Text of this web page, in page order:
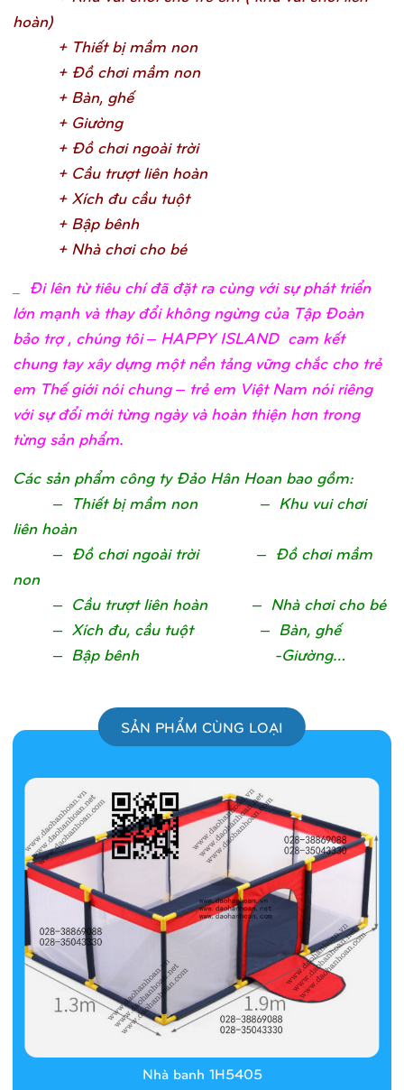
hoàn)
+ Thiết bịmầm non
+ Đồchơi mầm non
+ Bàn, ghế
+ Giường
+ Đồchơi ngoài trời
+ Cầu trượt liên hoàn
+ Xích đu cầu tuột
+ Bập bênh
+ Nhà chơi cho bé
Đi lên từ tiêu chí đã đặt ra cùng với sự phát triển
lớn mạnh và thay đổi không ngừng của Tập Đoàn
bảo trợ , chúng tôi – HAPPY ISLAND cam kết
chung tay xây dựng một nền tảng vững chắc cho trẻ
em Thế giới nói chung – trẻ em Việt Nam nói riêng
với sự đổi mới từng ngày và hoàn thiện hơn trong
từng sản phẩm.
Các sản phẩm công ty Đảo Hân Hoan bao gồm:
– Thiết bị mầm non – Khu vui chơi
liên hoàn
– Đồ chơi ngoài trời – Đồ chơi mầm
non
– Cầu trượt liên hoàn – Nhà chơi cho bé
– Xích đu, cầu tuột – Bàn, ghế
– Bập bênh -Giường…
SẢN PHẨM CÙNG LOẠI
Nhà banh 1H5405